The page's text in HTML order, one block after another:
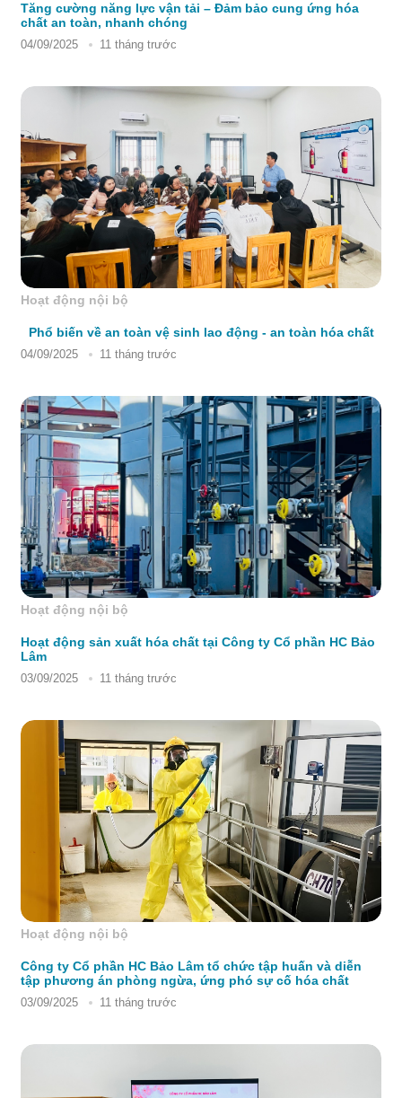
Tăng cường năng lực vận tải – Đảm bảo cung ứng hóa
chất an toàn, nhanh chóng
04/09/2025 11 tháng trước
Hoạt động nội bộ
Phổ biến về an toàn vệ sinh lao động - an toàn hóa chất
04/09/2025 11 tháng trước
Hoạt động nội bộ
Hoạt động sản xuất hóa chất tại Công ty Cổ phần HC Bảo
Lâm
03/09/2025 11 tháng trước
Hoạt động nội bộ
Công ty Cổ phần HC Bảo Lâm tổ chức tập huấn và diễn
tập phương án phòng ngừa, ứng phó sự cố hóa chất
03/09/2025 11 tháng trước